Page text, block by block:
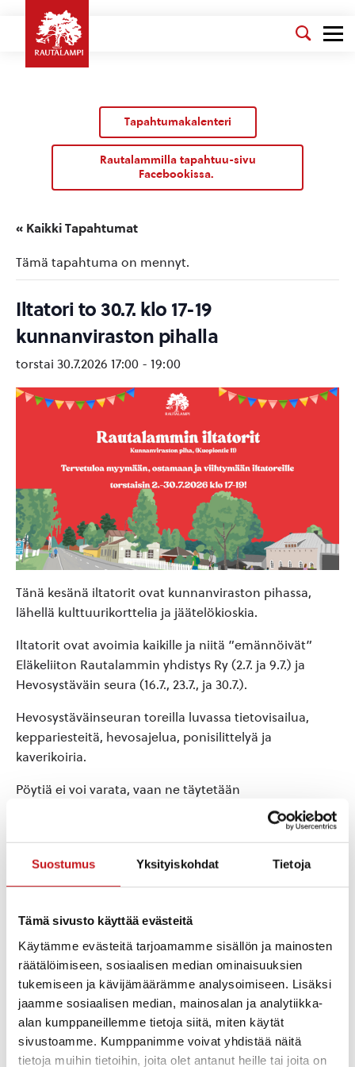
Suostumus Yksityiskohdat Tietoja
Tämä sivusto käyttää evästeitä
Käytämme evästeitä tarjoamamme sisällön ja mainosten
räätälöimiseen, sosiaalisen median ominaisuuksien
tukemiseen ja kävijämäärämme analysoimiseen. Lisäksi
jaamme sosiaalisen median, mainosalan ja analytiikka-
alan kumppaneillemme tietoja siitä, miten käytät
sivustoamme. Kumppanimme voivat yhdistää näitä
tietoja muihin tietoihin, joita olet antanut heille tai joita on
Tapahtumakalenteri
Rautalammilla tapahtuu-sivu
Facebookissa.
« Kaikki Tapahtumat
Tämä tapahtuma on mennyt.
Iltatori to 30.7. klo 17-19
kunnanviraston pihalla
torstai 30.7.2026 17:00 - 19:00
Tänä kesänä iltatorit ovat kunnanviraston pihassa,
lähellä kulttuurikorttelia ja jäätelökioskia.
Iltatorit ovat avoimia kaikille ja niitä ”emännöivät”
Eläkeliiton Rautalammin yhdistys Ry (2.7. ja 9.7.) ja
Hevosystäväin seura (16.7., 23.7., ja 30.7.).
Hevosystäväinseuran toreilla luvassa tietovisailua,
keppariesteitä, hevosajelua, ponisilittelyä ja
kaverikoiria.
Pöytiä ei voi varata, vaan ne täytetään
saapumisjärjestyksessä. Kunnanvirastolta saa vettä ja
wc:t ovat myös käytössä. Lämpimästi tervetuloa
toritunnelmaa!
Lisää kalenteriin
TIEDOT
Päivämäärä:
torstai 30.7.2026
JÄRJESTÄJÄ
Rautalammin
Hevosystäväin seura
Puhelin